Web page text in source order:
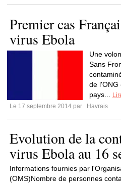
Premier cas
virus Ebola
Une
Sans
de l'ONG
pays...
Le 17 septembre 2014 par
Havrais
Evolution de la
virus Ebola au 16
Informations fournies par
(OMS)Nombre de personnes